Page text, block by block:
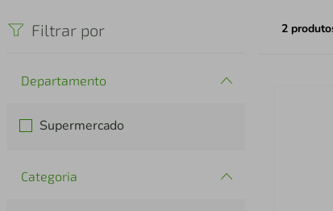
Filtrar por
Departamento
Supermercado
Categoria
2